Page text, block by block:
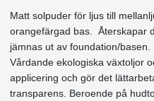
Matt solpuder för ljus till
orangefärgad bas. Återskapar
jämnas ut av foundation/basen.
Vårdande ekologiska växtoljor
applicering och gör det
transparens. Beroende på